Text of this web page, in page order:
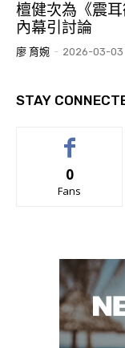
檀健次為《震
內幕引討論
廖 育婉 - 2026-03-03
STAY
0
Fans